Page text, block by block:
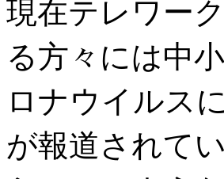
現在テレワー
る方々には中
ロナウイルス
が報道されて